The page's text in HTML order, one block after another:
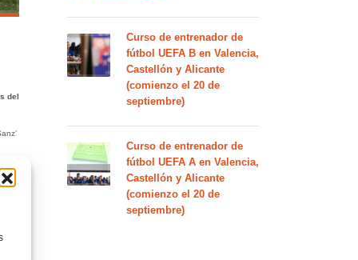
del
Curso de entrenador de
fútbol UEFA B en Valencia,
Castellón y Alicante
(comienzo el 20 de
septiembre)
Curso de entrenador de
fútbol UEFA A en Valencia,
Castellón y Alicante
(comienzo el 20 de
septiembre)